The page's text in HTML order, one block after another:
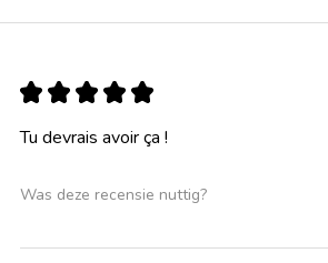
★ ★ ★ ★ ★
Tu devrais avoir ça !
Was deze recensie nuttig?